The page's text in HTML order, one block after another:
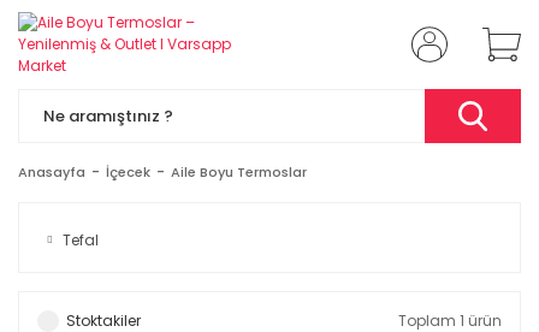
Anasayfa İçecek Aile Boyu Termoslar
Tefal
Stoktakiler Toplam 1 ürün